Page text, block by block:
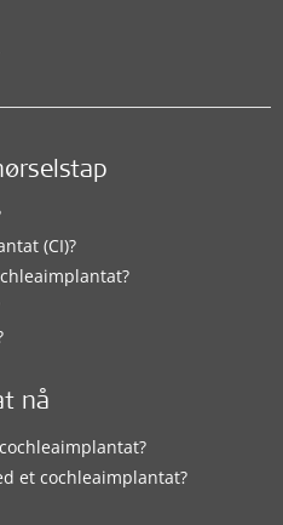
(CI)?
nå
et cochleaimplantat?